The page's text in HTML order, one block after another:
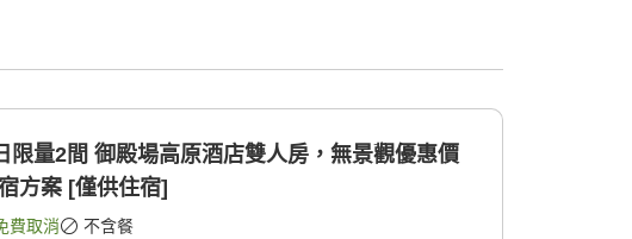
限量2間 御殿場高原酒店雙人房，無景觀優惠價
方案 [僅供住宿]
費取消 不含餐